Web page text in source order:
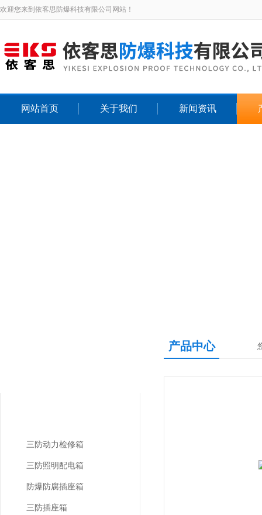
欢迎您来到依客思防爆科技有限公司网站！
网站首页 关于我们 新闻资讯
三防动力检修箱
三防照明配电箱
防爆防腐插座箱
三防插座箱
产品中心